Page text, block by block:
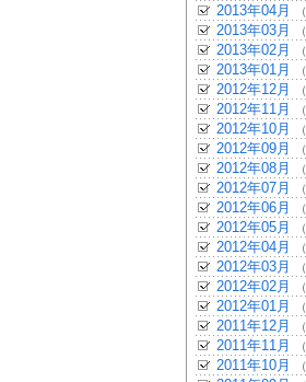
2013年04月
2013年03月
2013年02月
2013年01月
2012年12月
2012年11月
2012年10月
2012年09月
2012年08月
2012年07月
2012年06月
2012年05月
2012年04月
2012年03月
2012年02月
2012年01月
2011年12月
2011年11月
2011年10月